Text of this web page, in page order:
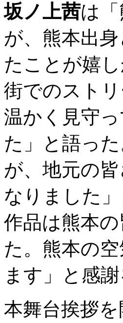
坂ノ上茜は
が、熊本出
たことが嬉
街でのスト
温かく見守
た」と語った
が、地元の
なりました
作品は熊本
た。熊本の
ます」と感謝
本舞台挨拶